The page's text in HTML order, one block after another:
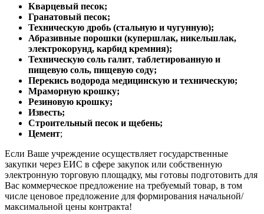
Кварцевый песок;
Гранатовый песок;
Техническую дробь (стальную и чугунную);
Абразивные порошки (купершлак, никельшлак,
электрокорунд, карбид кремния);
Техническую соль галит, таблетированную и
пищевую соль, пищевую соду;
Перекись водорода медицинскую и техническую;
Мраморную крошку;
Резиновую крошку;
Известь;
Строительный песок и щебень;
Цемент;
Если Ваше учреждение осуществляет государственные
закупки через ЕИС в сфере закупок или собственную
электронную торговую площадку, мы готовы подготовить для
Вас коммерческое предложение на требуемый товар, в том
числе ценовое предложение для формирования начальной/
максимальной цены контракта!